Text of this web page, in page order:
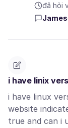
đã hỏi
James
i have linix
i have linux
website
true and can i